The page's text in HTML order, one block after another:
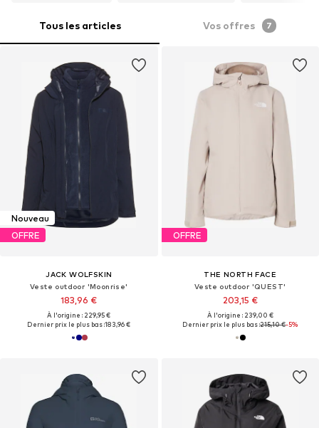
Tous les articles Vos offres 7
Nouveau
OFFRE
JACK WOLFSKIN
Veste outdoor 'Moonrise'
183,96 €
À l'origine : 229,95 €
Dernier prix le plus bas :183,96 €
OFFRE
THE NORTH FACE
Veste outdoor 'QUEST'
203,15 €
À l'origine : 239,00 €
Dernier prix le plus bas :215,10 €-5%